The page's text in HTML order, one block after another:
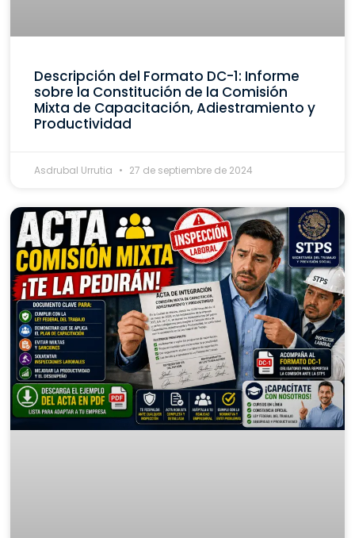
Descripción del Formato DC-1: Informe
sobre la Constitución de la Comisión
Mixta de Capacitación, Adiestramiento y
Productividad
Asdrubal Urrutia 27 de septiembre de 2024